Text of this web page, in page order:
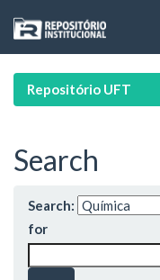
navigation
Repositório UFT
Search
Search:
for